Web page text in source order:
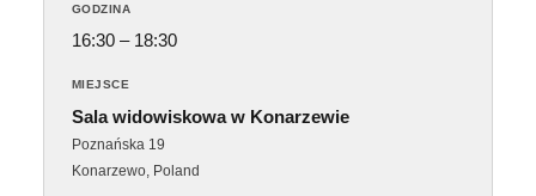
GODZINA
16:30 – 18:30
MIEJSCE
Sala widowiskowa w Konarzewie
Poznańska 19
Konarzewo, Poland